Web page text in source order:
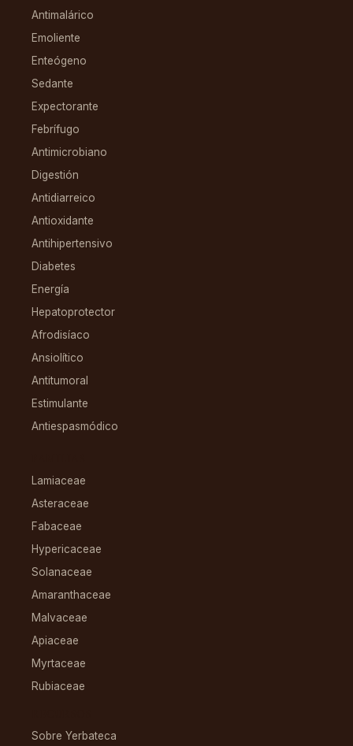
Antimalárico
Emoliente
Enteógeno
Sedante
Expectorante
Febrífugo
Antimicrobiano
Digestión
Antidiarreico
Antioxidante
Antihipertensivo
Diabetes
Energía
Hepatoprotector
Afrodisíaco
Ansiolítico
Antitumoral
Estimulante
Antiespasmódico
Lamiaceae
Asteraceae
Fabaceae
Hypericaceae
Solanaceae
Amaranthaceae
Malvaceae
Apiaceae
Myrtaceae
Rubiaceae
Sobre Yerbateca